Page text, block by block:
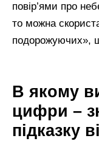
повір’ями про
то можна
подорожуючих»,
В якому
цифри –
підказку